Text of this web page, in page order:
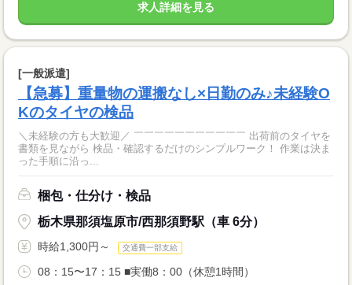
求人詳細を見る
[一般派遣]
【急募】重量物の運搬なし×日勤のみ♪未経験O
Kのタイヤの検品
＼未経験の方も大歓迎／ ￣￣￣￣￣￣￣￣￣￣￣ 出荷前のタイヤを
書類を見ながら 検品・確認するだけのシンプルワーク！ 作業は決ま
った手順に沿っ...
梱包・仕分け・検品
栃木県那須塩原市/西那須野駅（車 6分）
時給1,300円～ 交通費一部支給
08：15〜17：15 ■実働8：00（休憩1時間）